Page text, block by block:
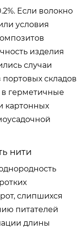
Если волокно
условия
изделия
случаи
портовых складов
в герметичные
картонных
нити
слипшихся
питателей
длины